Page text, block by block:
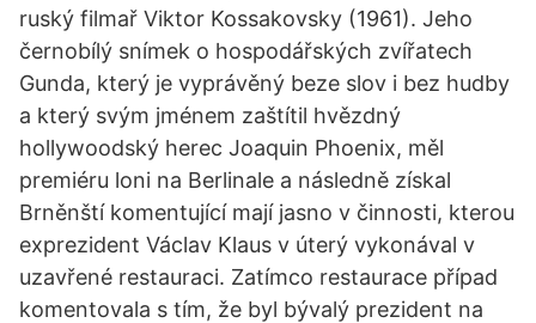
ruský filmař Viktor Kossakovsky (1961). Jeho
černobílý snímek o hospodářských zvířatech
Gunda, který je vyprávěný beze slov i bez hudby
a který svým jménem zaštítil hvězdný
hollywoodský herec Joaquin Phoenix, měl
premiéru loni na Berlinale a následně získal
Brněnští komentující mají jasno v činnosti, kterou
exprezident Václav Klaus v úterý vykonával v
uzavřené restauraci. Zatímco restaurace případ
komentovala s tím, že byl bývalý prezident na